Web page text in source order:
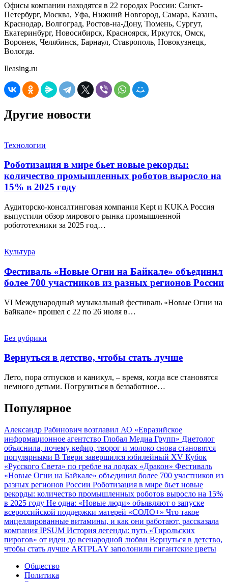
Офисы компании находятся в 22 городах России: Санкт-
Петербург, Москва, Уфа, Нижний Новгород, Самара, Казань,
Краснодар, Волгоград, Ростов-на-Дону, Тюмень, Сургут,
Екатеринбург, Новосибирск, Красноярск, Иркутск, Омск,
Воронеж, Челябинск, Барнаул, Ставрополь, Новокузнецк,
Вологда.
Ileasing.ru
Другие новости
Технологии
Роботизация в мире бьет новые рекорды:
количество промышленных роботов выросло на
15% в 2025 году
Аудиторско-консалтинговая компания Kept и KUKA Россия
выпустили обзор мирового рынка промышленной
робототехники за 2025 год…
Культура
Фестиваль «Новые Огни на Байкале» объединил
более 700 участников из разных регионов России
VI Международный музыкальный фестиваль «Новые Огни на
Байкале» прошел с 22 по 26 июля в…
Без рубрики
Вернуться в детство, чтобы стать лучше
Лето, пора отпусков и каникул, – время, когда все становятся
немного детьми. Погрузиться в беззаботное…
Популярное
Александр Рабинович возглавил АО «Евразийское
информационное агентство Глобал Медиа Групп» Диетолог
объяснила, почему кефир, творог и молоко снова становятся
популярными В Твери завершился юбилейный XV Кубок
«Русского Света» по гребле на лодках «Дракон» Фестиваль
«Новые Огни на Байкале» объединил более 700 участников из
разных регионов России Роботизация в мире бьет новые
рекорды: количество промышленных роботов выросло на 15%
в 2025 году Не одна: «Новые люди» объявляют о запуске
всероссийской поддержки матерей «СОЛО+» Что такое
мицеллированные витамины, и как они работают, рассказала
компания IPSUM История легенды: путь «Тирольских
пирогов» от идеи до всенародной любви Вернуться в детство,
чтобы стать лучше ARTPLAY заполонили гигантские цветы
Общество
Политика